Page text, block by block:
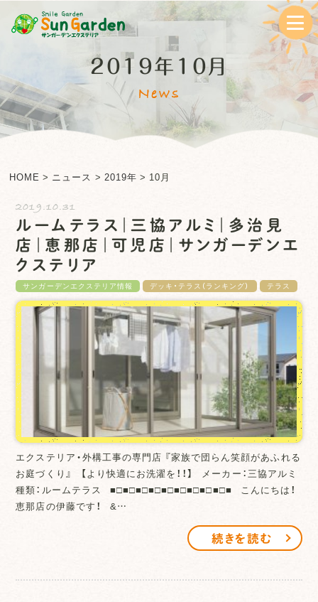
2019年10月
News
HOME > ニュース > 2019年 > 10月
2019.10.31
ルームテラス｜三協アルミ｜多治見
店｜恵那店｜可児店｜サンガーデンエ
クステリア
サンガーデンエクステリア情報 デッキ・テラス（ランキング） テラス
エクステリア・外構工事の専門店 『家族で団らん笑顔があふれる
お庭づくり』 【より快適にお洗濯を！！】 メーカー：三協アルミ
種類：ルームテラス ■□■□■□■□■□■□■□■□■□■ こんにちは！
恵那店の伊藤です！ &…
続きを読む